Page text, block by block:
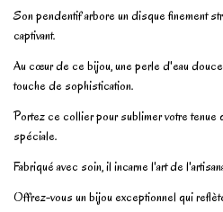
Son pendentif arbore un disque finement
captivant.
Au cœur de ce bijou, une perle d'eau
touche de sophistication.
Portez ce collier pour sublimer votre tenue
spéciale.
Fabriqué avec soin, il incarne l'art de
Offrez-vous un bijou exceptionnel qui